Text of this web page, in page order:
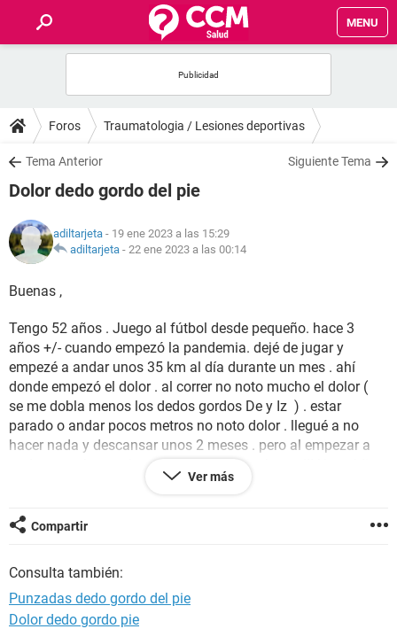
MENU
FOROS
SALUD
NUTRICIÓN
BIENESTAR
SEXUALIDAD
GLOSARIO
Foros Traumatologia / Lesiones deportivas
Tema Anterior Siguiente Tema
Dolor dedo gordo del pie
adiltarjeta - 19 ene 2023 a las 15:29
adiltarjeta - 22 ene 2023 a las 00:14
Buenas ,
Tengo 52 años . Juego al fútbol desde pequeño. hace 3
años +/- cuando empezó la pandemia. dejé de jugar y
empezé a andar unos 35 km al día durante un mes . ahí
donde empezó el dolor . al correr no noto mucho el dolor (
se me dobla menos los dedos gordos De y Iz ) . estar
parado o andar pocos metros no noto dolor . llegué a no
hacer nada y descansar unos 2 meses . pero al empezar a
me dijo q no hay solución y me da solamente calmantes .
Ver más
Compartir
Consulta también:
Punzadas dedo gordo del pie
Dolor dedo gordo pie